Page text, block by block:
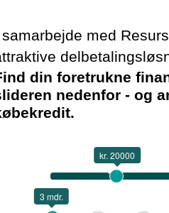
med
din foretrukne
nedenfor - og
kr. 20000
3 mdr.